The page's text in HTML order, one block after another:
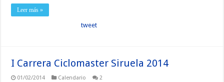
Leer más »
tweet
I Carrera Ciclomaster Siruela 2014
01/02/2014 Calendario 2